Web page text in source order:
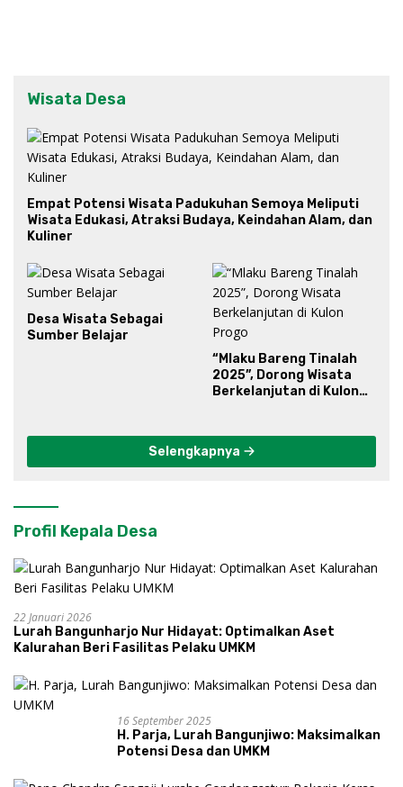
Wisata Desa
Empat Potensi Wisata Padukuhan Semoya Meliputi
Wisata Edukasi, Atraksi Budaya, Keindahan Alam, dan
Kuliner
Desa Wisata Sebagai
Sumber Belajar
“Mlaku Bareng Tinalah
2025”, Dorong Wisata
Berkelanjutan di Kulon
Selengkapnya
Profil Kepala Desa
22 Januari 2026
Lurah Bangunharjo Nur Hidayat: Optimalkan Aset
Kalurahan Beri Fasilitas Pelaku UMKM
16 September 2025
H. Parja, Lurah Bangunjiwo: Maksimalkan
Potensi Desa dan UMKM